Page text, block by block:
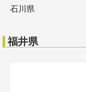
石川県
福井県